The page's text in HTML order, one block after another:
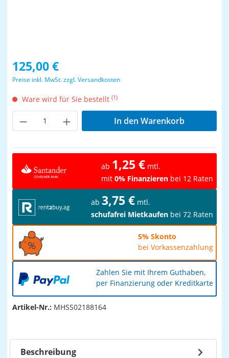
Regulärer Preis:
125,00 €
Preise inkl. MwSt. zzgl. Versandkosten
Ware wird für Sie bestellt (1)
Produkt Anzahl: Gib den gewünschten
In den Warenkorb
ab 1,25 € mtl.
mit 0% Finanzieren bei 12 Raten
ab 3,75 € mtl.
schufafrei Mietkaufen bei 72 Raten
5% Skonto
bei Vorkassenzahlung
Zahlen Sie mit Ihrem Guthaben,
per Finanzierung oder Kreditkarte
Artikel-Nr.: MHSS02188164
Beschreibung